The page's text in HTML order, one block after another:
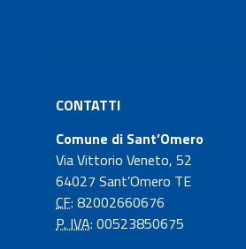
CONTATTI
Comune di Sant’Omero
Via Vittorio Veneto, 52
64027 Sant’Omero TE
CF: 82002660676
P. IVA: 00523850675